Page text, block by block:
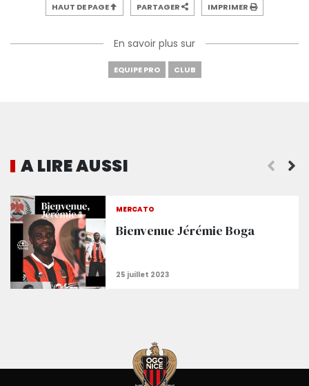
HAUT DE PAGE PARTAGER IMPRIMER
En savoir plus sur
EQUIPE PRO CLUB
A LIRE AUSSI
MERCATO
Bienvenue Jérémie Boga
Francesco Farioli nouvel entraîneur de l’OGC Nice